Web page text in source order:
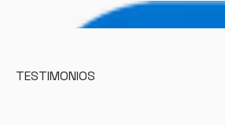
TESTIMONIOS